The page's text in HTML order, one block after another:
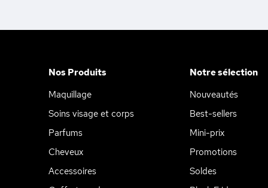
Nos Produits
Maquillage
Soins visage et corps
Parfums
Cheveux
Accessoires
Notre sélection
Nouveautés
Best-sellers
Mini-prix
Promotions
Soldes